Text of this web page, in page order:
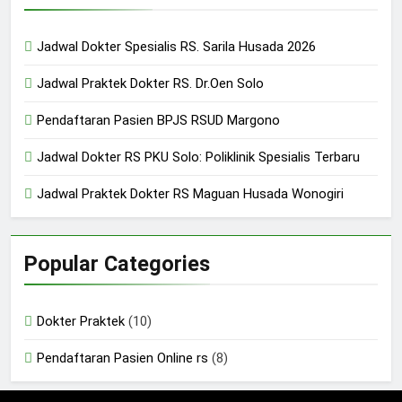
Jadwal Dokter Spesialis RS. Sarila Husada 2026
Jadwal Praktek Dokter RS. Dr.Oen Solo
Pendaftaran Pasien BPJS RSUD Margono
Jadwal Dokter RS PKU Solo: Poliklinik Spesialis Terbaru
Jadwal Praktek Dokter RS Maguan Husada Wonogiri
Popular Categories
Dokter Praktek (10)
Pendaftaran Pasien Online rs (8)